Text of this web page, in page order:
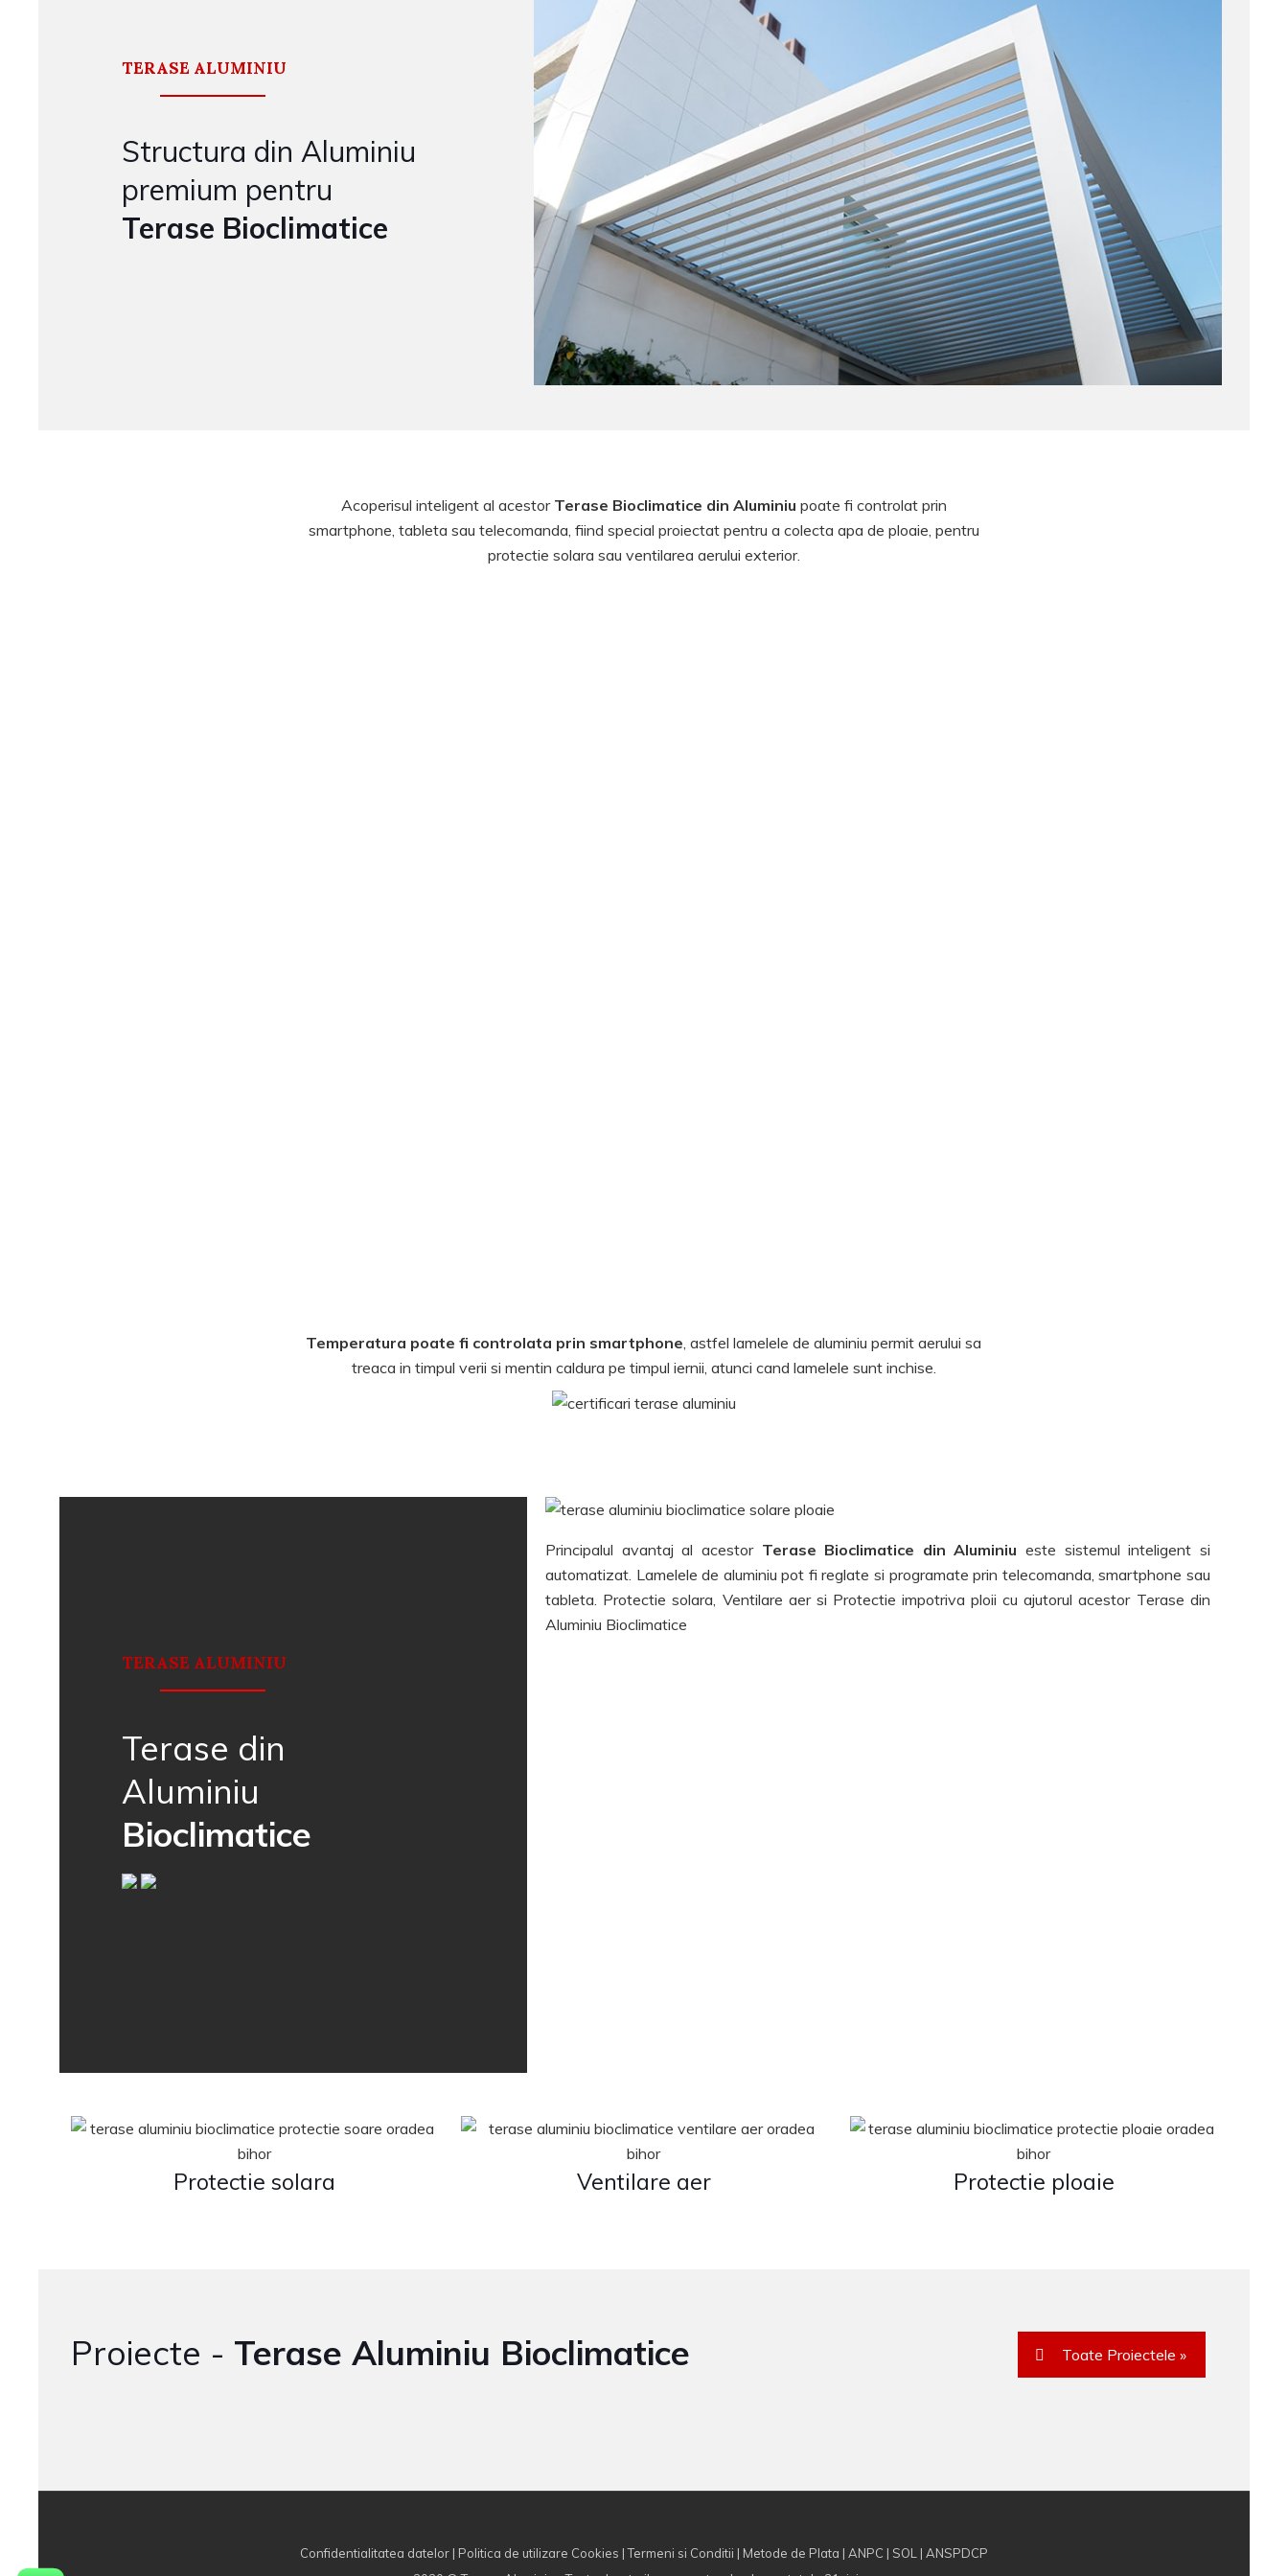
TERASE ALUMINIU
Structura din Aluminiu
premium pentru
Terase Bioclimatice
Acoperisul inteligent al acestor Terase Bioclimatice din Aluminiu poate fi controlat prin
smartphone, tableta sau telecomanda, fiind special proiectat pentru a colecta apa de ploaie, pentru
protectie solara sau ventilarea aerului exterior.
Temperatura poate fi controlata prin smartphone , astfel lamelele de aluminiu permit aerului sa
treaca in timpul verii si mentin caldura pe timpul iernii, atunci cand lamelele sunt inchise.
TERASE ALUMINIU
Terase din
Aluminiu
Bioclimatice
Principalul avantaj al acestor Terase Bioclimatice din Aluminiu este sistemul inteligent si
automatizat. Lamelele de aluminiu pot fi reglate si programate prin telecomanda, smartphone sau
tableta. Protectie solara, Ventilare aer si Protectie impotriva ploii cu ajutorul acestor Terase din
Aluminiu Bioclimatice
Protectie solara Ventilare aer Protectie ploaie
Proiecte - Terase Aluminiu Bioclimatice Toate Proiectele »
Confidentialitatea datelor| Politica de utilizare Cookies |Termeni si Conditii | Metode de Plata | ANPC | SOL | ANSPDCP